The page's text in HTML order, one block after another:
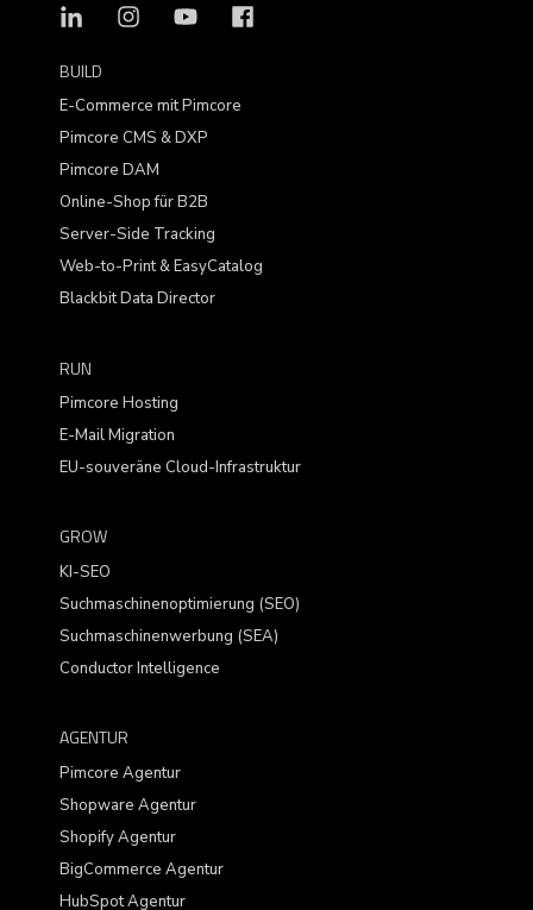
BUILD
E-Commerce mit Pimcore
Pimcore CMS & DXP
Pimcore DAM
Online-Shop für B2B
Server-Side Tracking
Web-to-Print & EasyCatalog
Blackbit Data Director
RUN
Pimcore Hosting
E-Mail Migration
EU-souveräne Cloud-Infrastruktur
GROW
KI-SEO
Suchmaschinenoptimierung (SEO)
Suchmaschinenwerbung (SEA)
Conductor Intelligence
AGENTUR
Pimcore Agentur
Shopware Agentur
Shopify Agentur
BigCommerce Agentur
HubSpot Agentur